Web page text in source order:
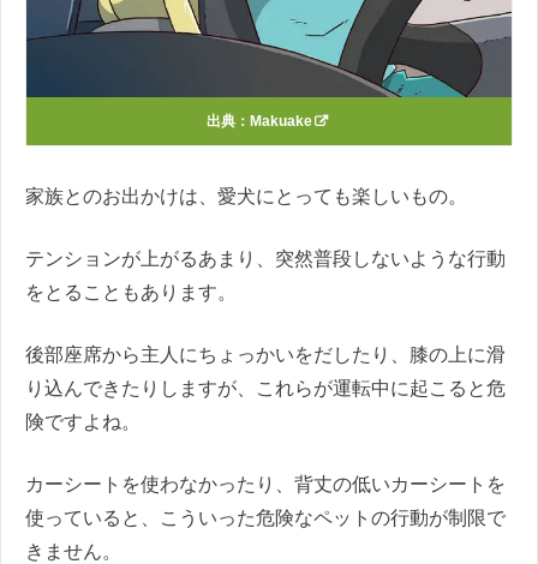
出典： Makuake
家族とのお出かけは、愛犬にとっても楽しいもの。
テンションが上がるあまり、突然普段しないような行動
をとることもあります。
後部座席から主人にちょっかいをだしたり、膝の上に滑
り込んできたりしますが、これらが運転中に起こると危
険ですよね。
カーシートを使わなかったり、背丈の低いカーシートを
使っていると、こういった危険なペットの行動が制限で
きません。